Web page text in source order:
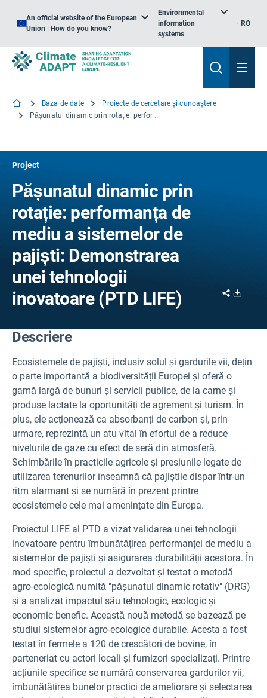
An official website of the European
Union | How do you know?
Environmental
information
systems
RO
Baza de date
Proiecte de cercetare și cunoaștere
Pășunatul dinamic prin rotație: performanța de mediu a sistemelor de pajiști: Demonstrarea unei tehnologii inovatoare
Project
Pășunatul dinamic prin
rotație: performanța de
mediu a sistemelor de
pajiști: Demonstrarea
unei tehnologii
inovatoare (PTD LIFE)
Share
Descriere
Ecosistemele de pajiști, inclusiv solul și gardurile vii, dețin
o parte importantă a biodiversității Europei și oferă o
gamă largă de bunuri și servicii publice, de la carne și
produse lactate la oportunități de agrement și turism. În
plus, ele acționează ca absorbanți de carbon și, prin
urmare, reprezintă un atu vital în efortul de a reduce
nivelurile de gaze cu efect de seră din atmosferă.
Schimbările în practicile agricole și presiunile legate de
utilizarea terenurilor înseamnă că pajiștile dispar într-un
ritm alarmant și se numără în prezent printre
ecosistemele cele mai amenințate din Europa.
Proiectul LIFE al PTD a vizat validarea unei tehnologii
inovatoare pentru îmbunătățirea performanței de mediu a
sistemelor de pajiști și asigurarea durabilității acestora. În
mod specific, proiectul a dezvoltat și testat o metodă
agro-ecologică numită "pășunatul dinamic rotativ" (DRG)
și a analizat impactul său tehnologic, ecologic și
economic benefic. Această nouă metodă se bazează pe
studiul sistemelor agro-ecologice durabile. Acesta a fost
testat în fermele a 120 de crescători de bovine, în
parteneriat cu actori locali și furnizori specializați. Printre
acțiunile specifice se numără conservarea gardurilor vii,
îmbunătățirea bunelor practici de ameliorare și selectarea